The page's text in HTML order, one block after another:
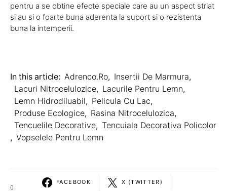
pentru a se obtine efecte speciale care au un aspect striat
si au si o foarte buna aderenta la suport si o rezistenta
buna la intemperii.
In this article: Adrenco.ro, Insertii De Marmura,
Lacuri Nitrocelulozice, Lacurile Pentru Lemn,
Lemn Hidrodiluabil, Pelicula Cu Lac,
Produse Ecologice, Rasina Nitrocelulozica,
Tencuelile Decorative, Tencuiala Decorativa Policolor
, Vopselele Pentru Lemn
0
FACEBOOK X (TWITTER)